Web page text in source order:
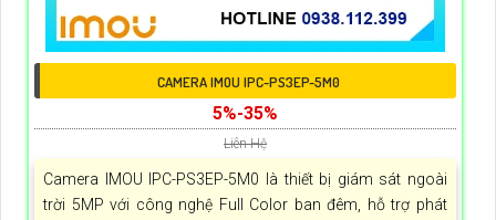
CAMERA IMOU IPC-PS3EP-5M0
5%-35%
Liên Hệ
Camera IMOU IPC-PS3EP-5M0 là thiết bị giám sát ngoài
trời 5MP với công nghệ Full Color ban đêm, hỗ trợ phát